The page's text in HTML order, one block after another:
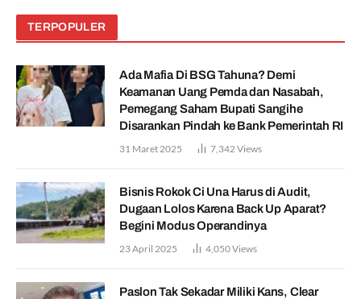
TERPOPULER
Ada Mafia Di BSG Tahuna? Demi
Keamanan Uang Pemda dan Nasabah,
Pemegang Saham Bupati Sangihe
Disarankan Pindah ke Bank Pemerintah RI
31 Maret 2025 7,342 Views
Bisnis Rokok Ci Una Harus di Audit,
Dugaan Lolos Karena Back Up Aparat?
Begini Modus Operandinya
23 April 2025 4,050Views
Paslon Tak Sekadar Miliki Kans, Clear